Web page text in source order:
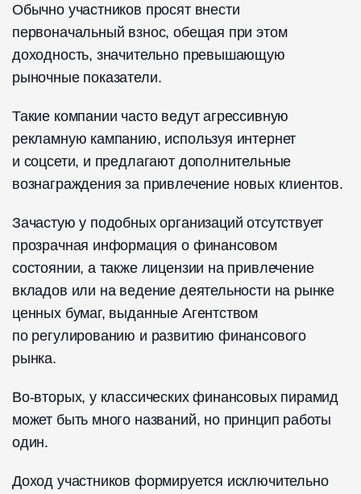
Обычно участников просят внести
первоначальный взнос, обещая при этом
доходность, значительно превышающую
рыночные показатели.
Такие компании часто ведут агрессивную
рекламную кампанию, используя интернет
и соцсети, и предлагают дополнительные
вознаграждения за привлечение новых клиентов.
Зачастую у подобных организаций отсутствует
прозрачная информация о финансовом
состоянии, а также лицензии на привлечение
вкладов или на ведение деятельности на рынке
ценных бумаг, выданные Агентством
по регулированию и развитию финансового
рынка.
Во-вторых, у классических финансовых пирамид
может быть много названий, но принцип работы
один.
Доход участников формируется исключительно